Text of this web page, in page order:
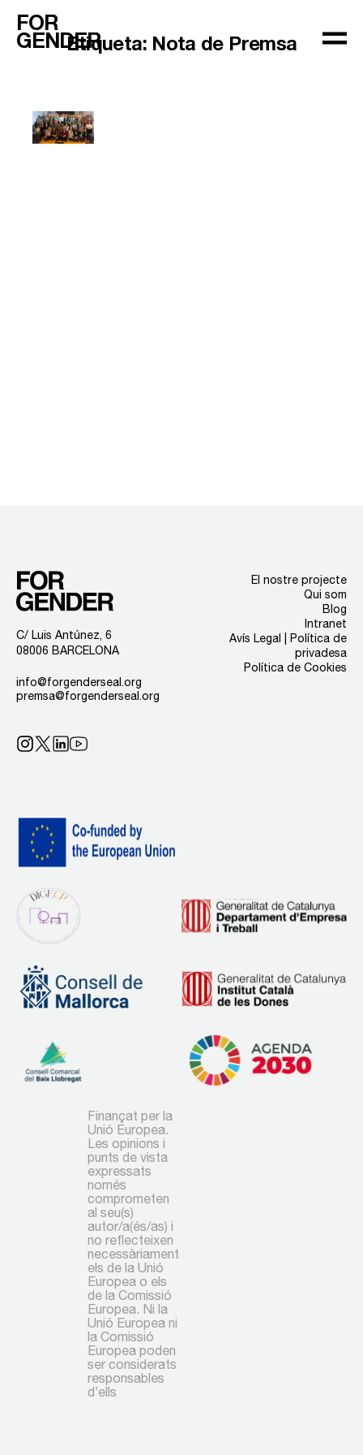
FOR
GENDEREtiqueta: Nota de Premsa
C/ Luis Antúnez, 6
08006 BARCELONA
info@forgenderseal.org
premsa@forgenderseal.org
El nostre projecte
Qui som
Blog
Intranet
Avís Legal | Política de
privadesa
Política de Cookies
Finançat per la
Unió Europea.
Les opinions i
punts de vista
expressats
només
comprometen
al seu(s)
autor/a(és/as) i
no reflecteixen
necessàriament
els de la Unió
Europea o els
de la Comissió
Europea. Ni la
Unió Europea ni
la Comissió
Europea poden
ser considerats
responsables
d’ells